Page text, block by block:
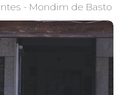
- Mondim de Basto